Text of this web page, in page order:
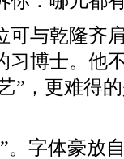
可与乾隆齐
习博士。他
” ，更难得
”。字体豪放